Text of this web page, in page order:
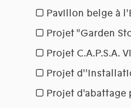
Pavillon belge à
Projet "Garden
Projet C.A.P.S.A.
Projet
Projet d'abattage